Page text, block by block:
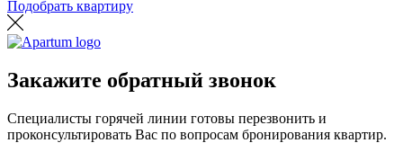
Подобрать квартиру
Закажите обратный звонок
Специалисты горячей линии готовы перезвонить и
проконсультировать Вас по вопросам бронирования квартир.